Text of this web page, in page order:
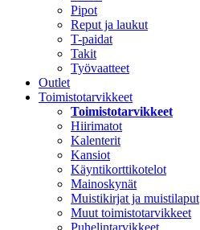
Pipot
Reput ja laukut
T-paidat
Takit
Työvaatteet
Outlet
Toimistotarvikkeet
Toimistotarvikkeet
Hiirimatot
Kalenterit
Kansiot
Käyntikorttikotelot
Mainoskynät
Muistikirjat ja muistilaput
Muut toimistotarvikkeet
Puhelintarvikkeet